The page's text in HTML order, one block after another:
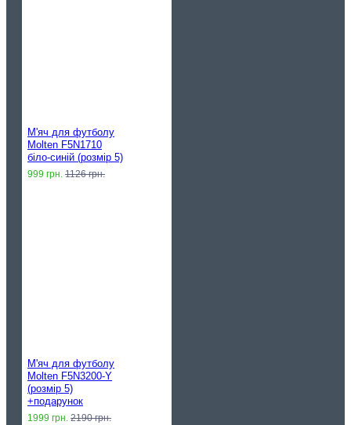
М'яч для футболу
Molten F5N1710
біло-синій (розмір 5)
999 грн. 1126 грн.
М'яч для футболу
Molten F5N3200-Y
(розмір 5)
+подарунок
1999 грн. 2190 грн.